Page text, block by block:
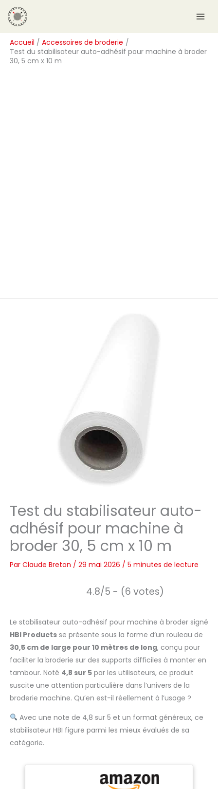
Aller
au
contenu
Accueil
Accessoires de broderie
Test du stabilisateur auto-adhésif pour machine à broder
30, 5 cm x 10 m
Test du stabilisateur auto-
adhésif pour machine à
broder 30, 5 cm x 10 m
Par Claude Breton / 29 mai 2026 / 5 minutes de lecture
4.8/5 - (6 votes)
Le stabilisateur auto-adhésif pour machine à broder signé
HBI Products se présente sous la forme d’un rouleau de
30,5 cm de large pour 10 mètres de long, conçu pour
faciliter la broderie sur des supports difficiles à monter en
tambour. Noté 4,8 sur 5 par les utilisateurs, ce produit
suscite une attention particulière dans l’univers de la
broderie machine. Qu’en est-il réellement à l’usage ?
Avec une note de 4,8 sur 5 et un format généreux, ce
stabilisateur HBI figure parmi les mieux évalués de sa
catégorie.
R
e
c
h
e